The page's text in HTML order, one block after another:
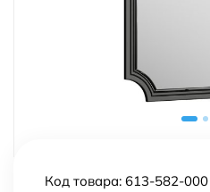
Код товара: 613-582-000